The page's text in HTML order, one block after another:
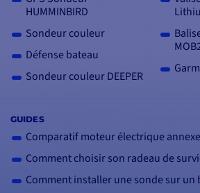
HUMMINBIRD
Sondeur couleur
Défense bateau
Sondeur couleur DEEPER
GUIDES
Comparatif moteur électrique annexe
Comment choisir son radeau de
Comment installer une sonde sur un